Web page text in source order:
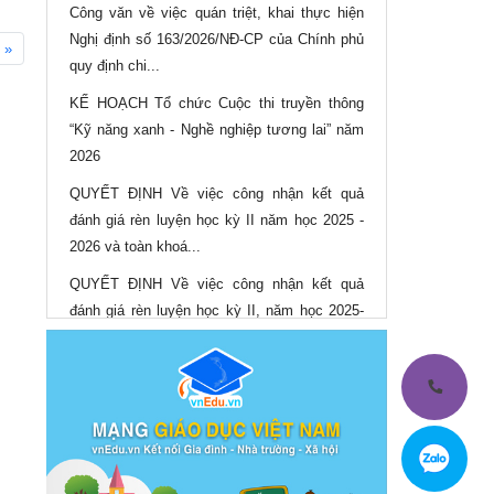
»
Công văn về việc quán triệt, khai thực hiện
Nghị định số 163/2026/NĐ-CP của Chính phủ
quy định chi...
KẾ HOẠCH Tổ chức Cuộc thi truyền thông
“Kỹ năng xanh - Nghề nghiệp tương lai” năm
2026
QUYẾT ĐỊNH Về việc công nhận kết quả
đánh giá rèn luyện học kỳ II năm học 2025 -
2026 và toàn khoá...
QUYẾT ĐỊNH Về việc công nhận kết quả
đánh giá rèn luyện học kỳ II, năm học 2025-
QUYẾT ĐỊNH Về việc công nhận và cấp bằng
tốt nghiệp cho học sinh, sinh viên trình độ
trung cấp, cao...
QUYẾT ĐỊNH Điều chỉnh mức thu học phí